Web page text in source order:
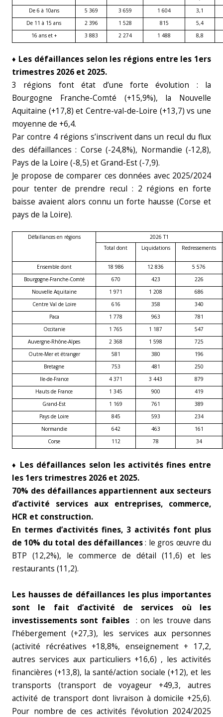
De 6 à 10ans 5 369 3 659 1 604
3,1
De 11 à 15 ans
2 396 1 528 815
5,4
16 ans et +
3 883 2 274 1 488 8,8
♦ Les défaillances selon les régions entre les 1ers
trimestres 2026 et 2025.
3 régions font état d’une forte évolution : la
Bourgogne Franche-Comté (+15,9%), la Nouvelle
Aquitaine (+17,8) et Centre-val-de-Loire (+13,7) vs une
moyenne de +6,4.
Par contre 4 régions s’inscrivent dans un recul du flux
des défaillances : Corse (-24,8%), Normandie (-12,8),
Pays de la Loire (-8,5) et Grand-Est (-7,9).
Je propose de comparer ces données avec 2025/2024
pour tenter de prendre recul : 2 régions en forte
baisse avaient alors connu un forte hausse (Corse et
pays de la Loire).
Défaillances en régions
2026 T1
Total dont
Liquidations Redressements
Ensemble dont 18 986 12 836
5 576
Bourgogne-Franche-Comté
670 423
226
Nouvelle Aquitaine
1 971 1 208
686
Centre Val de Loire
616 358
340
Paca
1 778 963
781
Occitanie
1 765 1 187
547
Auvergne-Rhône-Alpes
2 368 1 598
725
Outre-Mer et étranger
581 380
196
Bretagne
753 481
250
Ile-de-France
4 371 3 443
879
Hauts de France
1 345 900
419
Grand-Est
1 169 761
389
Pays de Loire
845 593
234
Normandie
642 463
161
Corse
112 78 34
♦ Les défaillances selon les activités fines entre
les 1ers trimestres 2026 et 2025.
70% des défaillances appartiennent aux secteurs
d’activité services aux entreprises, commerce,
HCR et construction.
En termes d’activités fines, 3 activités font plus
de 10% du total des défaillances: le gros œuvre du
BTP (12,2%), le commerce de détail (11,6) et les
restaurants (11,2).
Les hausses de défaillances les plus importantes
sont le fait d’activité de services où les
investissements sont faibles: on les trouve dans
l’hébergement (+27,3), les services aux personnes
(activité récréatives +18,8%, enseignement + 17,2,
autres services aux particuliers +16,6) , les activités
financières (+13,8), la santé/action sociale (+12), et les
transports (transport de voyageur +49,3, autres
activité de transport dont livraison à domicile +25,6).
Pour nombre de ces activités l’évolution 2024/2025